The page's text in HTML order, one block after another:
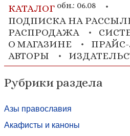
КАТАЛОГ обн.: 06.08
ПОДПИСКА НА
РАСПРОДАЖА
О МАГАЗИНЕ
АВТОРЫ
Рубрики раздела
Азы православия
Акафисты и каноны